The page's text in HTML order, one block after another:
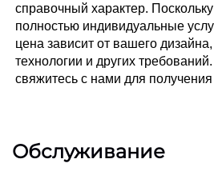
справочный характер.
полностью индивидуальные
цена зависит от вашего
технологии и других
свяжитесь с нами для получения
Обслуживание